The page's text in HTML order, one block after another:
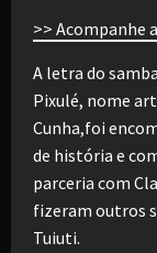
>> Acompanhe
A letra do
Pixulé, nome
Cunha,foi
de história e
parceria com
fizeram outros
Tuiuti.